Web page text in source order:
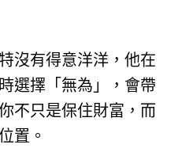
沒有得意洋洋，他在
選擇「無為」，會帶
不只是保住財富，而
置。